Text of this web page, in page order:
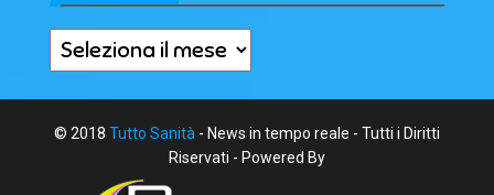
Archivi
© 2018 Tutto Sanità - News in tempo reale - Tutti i Diritti
Riservati - Powered By